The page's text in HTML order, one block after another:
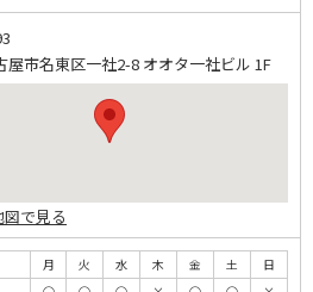
屋市名東区一社2-8 オオタ一社ビル 1F
で見る
月 火 水 木 金 土
日